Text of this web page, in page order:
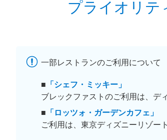
プライオリ
一部レストランのご利用について
■ 「シェフ・ミッキー」
ブレックファストのご利用は、デ
■ 「ロッツォ・ガーデンカフェ」
ご利用は、東京ディズニーリゾー